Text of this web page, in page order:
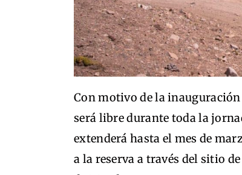
Con motivo de la
será libre durante toda la
extenderá hasta el mes de
a la reserva a través del sitio